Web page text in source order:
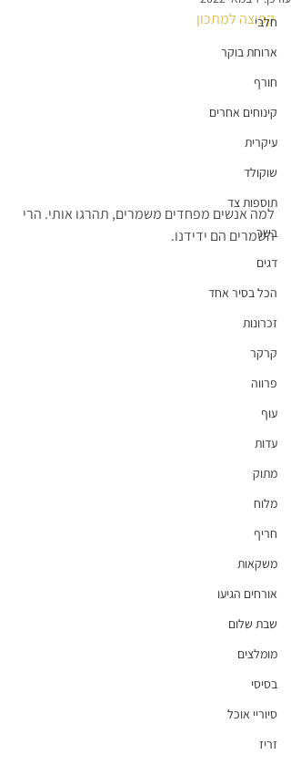
חלבי
ארוחת בוקר
חורף
קינוחים אחרים
עיקרית
שוקולד
תוספות צד
בשר
דגים
הכל בסיר אחד
זכרונות
קרקר
פרווה
עוף
עדות
מתוק
מלוח
חריף
משקאות
אורחים הגיעו
שבת שלום
מומלצים
בסיסי
סיוריי אוכל
זריז
קפיצה למתכון
למה אנשים מפחדים משמרים, תהרגו אותי. הרי
השמרים הם ידידנו.